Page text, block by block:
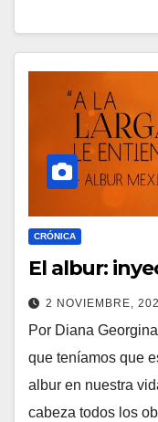
CRÓNICA
El albur:
2 NOVIEMBRE,
Por Diana
que teníamos que
albur en nuestra
cabeza todos los